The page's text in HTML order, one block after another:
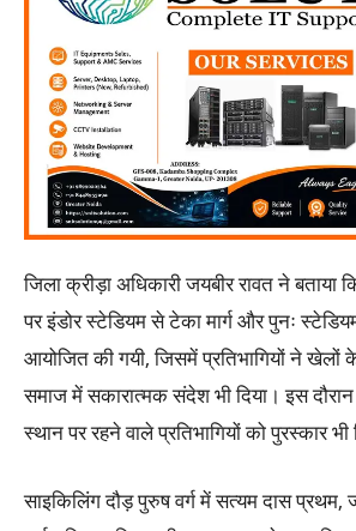
जिला क्रीड़ा अधिकारी जयबीर रावत ने बताया
पर इंडोर स्टेडियम से टेका मार्ग और पुनः
आयोजित की गयी, जिसमें प्रतिभागियों ने
समाज में सकारात्मक संदेश भी दिया। इस दौरान
स्थान पर रहने वाले प्रतिभागियों को पुरस्कार भी
साइकिलिंग दौड़ पुरुष वर्ग में सत्यम दास प्रथम,